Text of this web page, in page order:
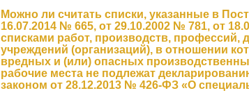
Можно ли считать списки, указанные в
16.07.2014 № 665, от 29.10.2002 № 781, от
списками работ, производств, профессий,
учреждений (организаций), в отношении
вредных и (или) опасных
рабочие места не подлежат
законом от 28.12.2013 № 426-ФЗ «О